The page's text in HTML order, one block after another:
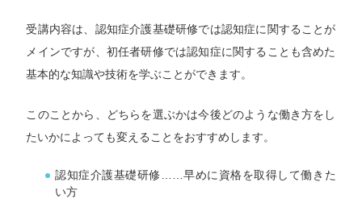
受講内容は、認知症介護基礎研修では認知症に関することが
メインですが、初任者研修では認知症に関することも含めた
基本的な知識や技術を学ぶことができます。
このことから、どちらを選ぶかは今後どのような働き方をし
たいかによっても変えることをおすすめします。
認知症介護基礎研修……早めに資格を取得して働きた
い方